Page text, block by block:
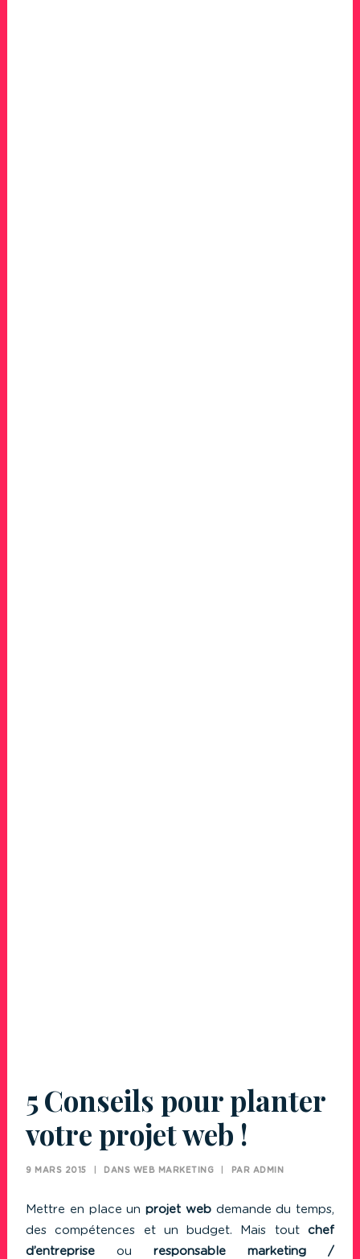
5 Conseils pour planter
votre projet web !
9 MARS 2015 DANS WEB MARKETING PAR ADMIN
Mettre en place un projet webdemande du temps,
des compétences et un budget. Mais tout chef
d’entreprise ou responsable marketing /